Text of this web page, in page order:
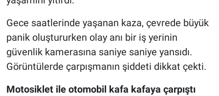
Gece saatlerinde yaşanan kaza, çevrede büyük
panik oluştururken olay anı bir iş yerinin
güvenlik kamerasına saniye saniye yansıdı.
Görüntülerde çarpışmanın şiddeti dikkat çekti.
Motosiklet ile otomobil kafa kafaya çarpıştı
Nöbetçi Eczaneler